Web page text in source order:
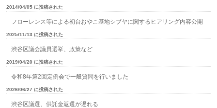
2014/04/05 に投稿された
フローレンス等による初台おやこ基地シブヤに関するヒアリング内容公開
2025/11/13 に投稿された
渋谷区議会議員選挙、政策など
2019/04/20 に投稿された
令和8年第2回定例会で一般質問を行いました
2026/06/27 に投稿された
渋谷区議選、供託金返還が遅れる